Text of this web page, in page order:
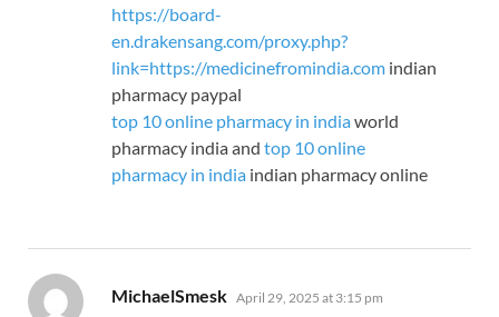
https://board-
en.drakensang.com/proxy.php?
link=https://medicinefromindia.com indian
pharmacy paypal
top 10 online pharmacy in indiaworld
pharmacy india and top 10 online
pharmacy in india indian pharmacy online
MichaelSmesk says:
April 29, 2025 at 3:15 pm